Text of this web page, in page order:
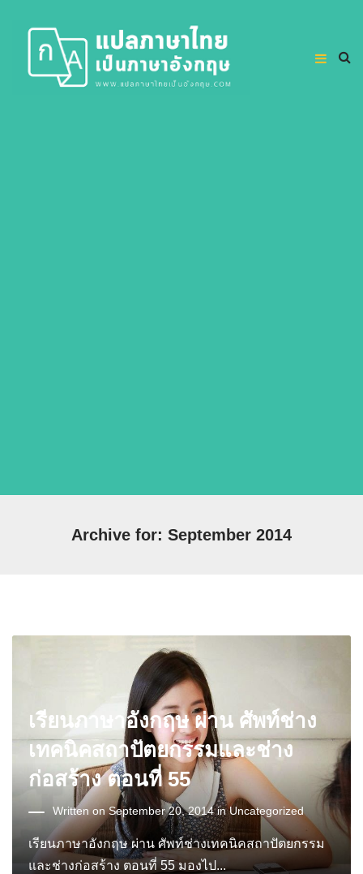
Archive for: September 2014
เรียนภาษาอังกฤษ ผ่าน ศัพท์ช่าง
เทคนิคสถาปัตยกรรมและช่าง
ก่อสร้าง ตอนที่ 55
Written on September 20, 2014 inUncategorized
เรียนภาษาอังกฤษ ผ่าน ศัพท์ช่างเทคนิคสถาปัตยกรรม
และช่างก่อสร้าง ตอนที่ 55 มองไป...